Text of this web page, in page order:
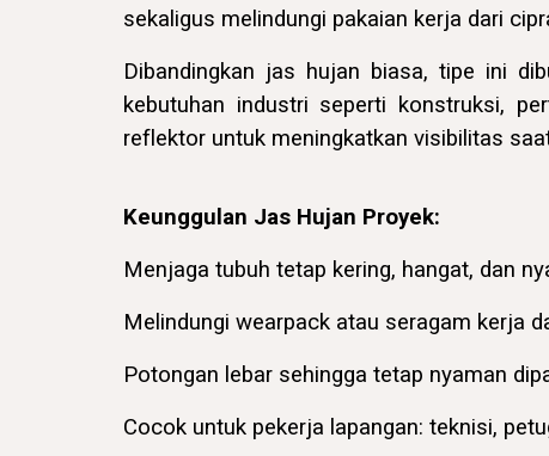
sekaligus melindungi pakaian kerja dari
Dibandingkan jas hujan biasa, tipe ini
kebutuhan industri seperti konstruksi,
reflektor untuk meningkatkan visibilitas
Keunggulan Jas Hujan Proyek:
Menjaga tubuh tetap kering, hangat, dan
Melindungi wearpackatau seragam kerja
Potongan lebar sehingga tetap nyaman
Cocok untuk pekerja lapangan: teknisi,